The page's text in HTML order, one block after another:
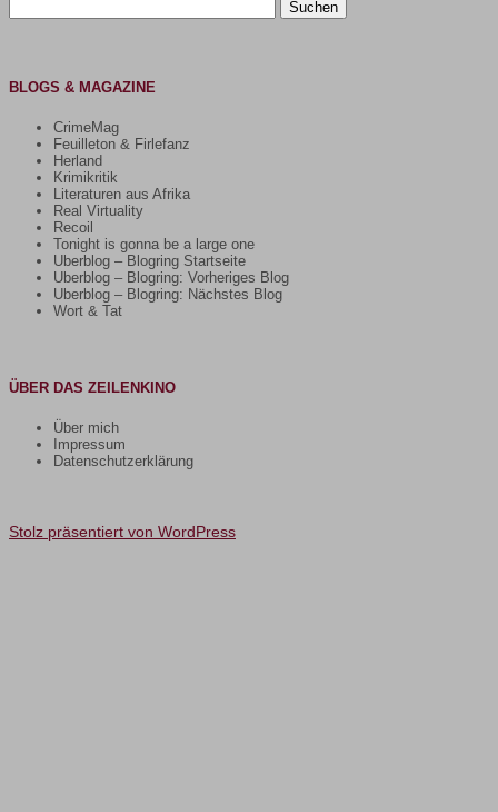
nach:
BLOGS & MAGAZINE
CrimeMag
Feuilleton & Firlefanz
Herland
Krimikritik
Literaturen aus Afrika
Real Virtuality
Recoil
Tonight is gonna be a large one
Uberblog – Blogring Startseite
Uberblog – Blogring: Vorheriges Blog
Uberblog – Blogring: Nächstes Blog
Wort & Tat
ÜBER DAS ZEILENKINO
Über mich
Impressum
Datenschutzerklärung
Stolz präsentiert von WordPress